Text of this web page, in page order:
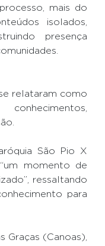
mais do
isolados,
presença
relataram como
São Pio X
momento de
ressaltando
para
Graças (Canoas),